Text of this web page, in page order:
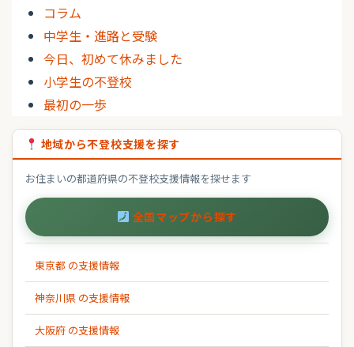
コラム
中学生・進路と受験
今日、初めて休みました
小学生の不登校
最初の一歩
地域から不登校支援を探す
お住まいの都道府県の不登校支援情報を探せます
全国マップから探す
東京都 の支援情報
神奈川県 の支援情報
大阪府 の支援情報